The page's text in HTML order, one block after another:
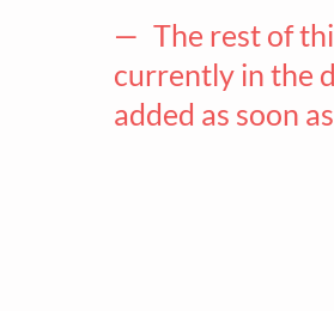
— The rest of
currently in the
added as soon